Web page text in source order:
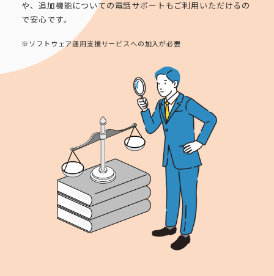
や、追加機能についての電話サポートもご利用いただけるの
で安心です。
※ソフトウェア運用支援サービスへの加入が必要